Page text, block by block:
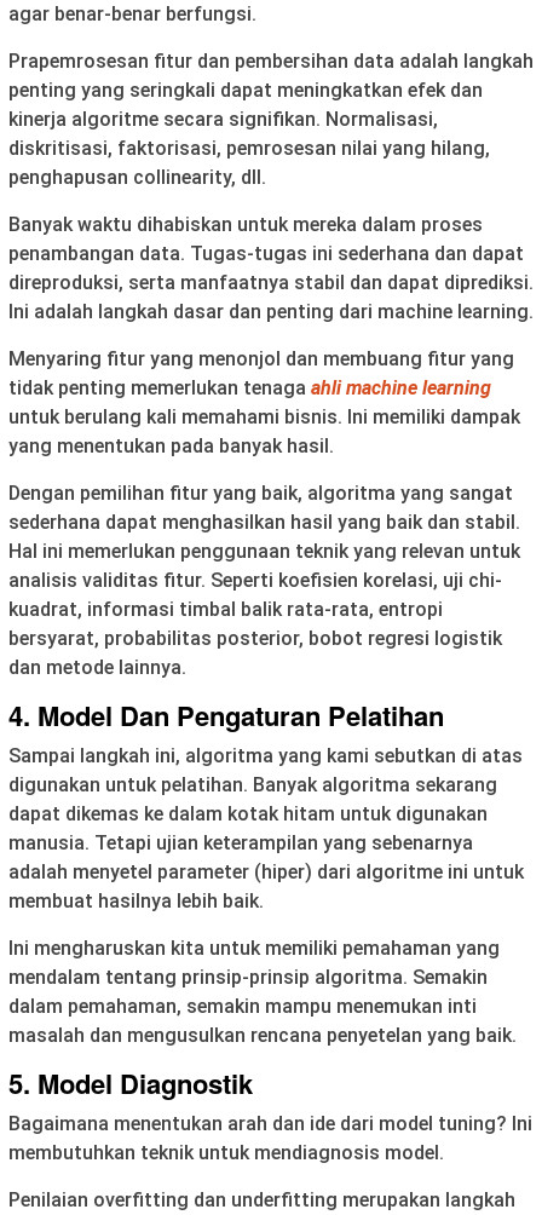
agar benar-benar berfungsi.
Prapemrosesan fitur dan pembersihan data adalah langkah
penting yang seringkali dapat meningkatkan efek dan
kinerja algoritme secara signifikan. Normalisasi,
diskritisasi, faktorisasi, pemrosesan nilai yang hilang,
penghapusan collinearity, dll.
Banyak waktu dihabiskan untuk mereka dalam proses
penambangan data. Tugas-tugas ini sederhana dan dapat
direproduksi, serta manfaatnya stabil dan dapat diprediksi.
Ini adalah langkah dasar dan penting dari machine learning.
Menyaring fitur yang menonjol dan membuang fitur yang
tidak penting memerlukan tenaga ahli machine learning
untuk berulang kali memahami bisnis. Ini memiliki dampak
yang menentukan pada banyak hasil.
Dengan pemilihan fitur yang baik, algoritma yang sangat
sederhana dapat menghasilkan hasil yang baik dan stabil.
Hal ini memerlukan penggunaan teknik yang relevan untuk
analisis validitas fitur. Seperti koefisien korelasi, uji chi-
kuadrat, informasi timbal balik rata-rata, entropi
bersyarat, probabilitas posterior, bobot regresi logistik
dan metode lainnya.
4. Model Dan Pengaturan Pelatihan
Sampai langkah ini, algoritma yang kami sebutkan di atas
digunakan untuk pelatihan. Banyak algoritma sekarang
dapat dikemas ke dalam kotak hitam untuk digunakan
manusia. Tetapi ujian keterampilan yang sebenarnya
adalah menyetel parameter (hiper) dari algoritme ini untuk
membuat hasilnya lebih baik.
Ini mengharuskan kita untuk memiliki pemahaman yang
mendalam tentang prinsip-prinsip algoritma. Semakin
dalam pemahaman, semakin mampu menemukan inti
masalah dan mengusulkan rencana penyetelan yang baik.
5. Model Diagnostik
Bagaimana menentukan arah dan ide dari model tuning? Ini
membutuhkan teknik untuk mendiagnosis model.
Penilaian overfitting dan underfitting merupakan langkah